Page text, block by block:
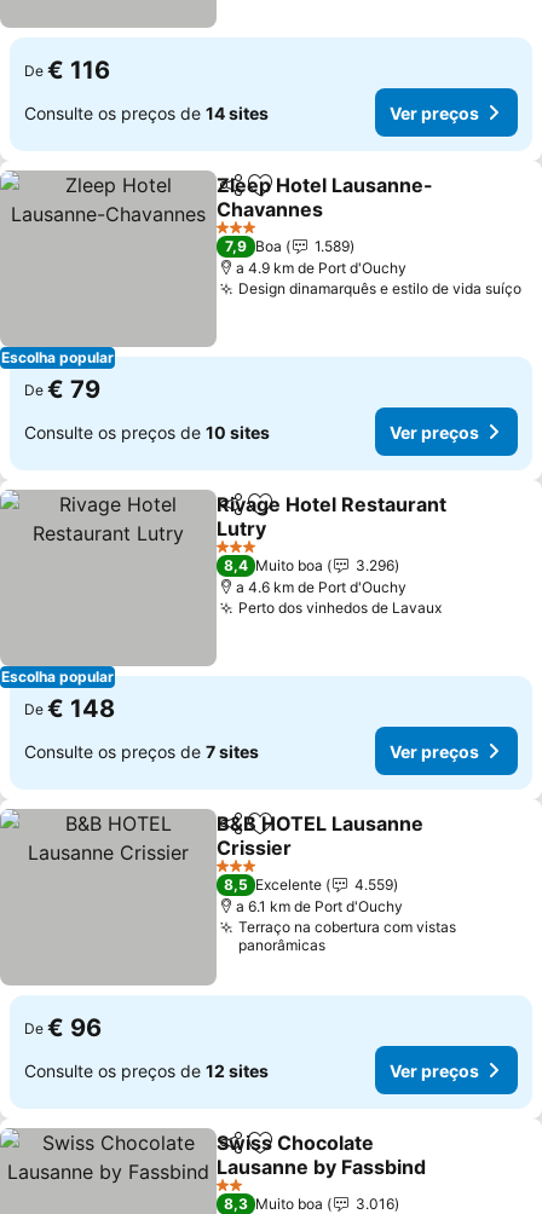
De € 116
Consulte os preços de 14 sites Ver preços
Escolha popular
PartilharAdicionar aos favoritos
Zleep Hotel Lausanne-
Chavannes
Ver preços
3 Estrelas
7,9 Boa
1.589
a 4.9 km de Port d'Ouchy
Design dinamarquês e estilo de vida suíço
De € 79
Consulte os preços de 10 sites Ver preços
Escolha popular
PartilharAdicionar aos favoritos
Rivage Hotel Restaurant
Lutry
Ver preços
3 Estrelas
8,4 Muito boa
3.296
a 4.6 km de Port d'Ouchy
Perto dos vinhedos de LavauxVer preços
De € 148
Consulte os preços de 7 sites Ver preços
PartilharAdicionar aos favoritos
B&B HOTEL Lausanne
Crissier
Ver preços
3 Estrelas
8,5 Excelente
4.559
a 6.1 km de Port d'Ouchy
Terraço na cobertura com vistas
panorâmicas
De € 96
Consulte os preços de 12 sites Ver preços
PartilharAdicionar aos favoritos
Swiss Chocolate
Lausanne by Fassbind
Ver preços
2 Estrelas
8,3 Muito boa
3.016